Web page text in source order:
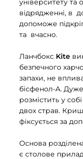
університету та
відрядженні, в
допоможе
та вчасно.
Ланчбокс Kite
безпечного
запахи, не
бісфенол-А.
розмістить у
двох страв.
фіксується за
Основа
є столове